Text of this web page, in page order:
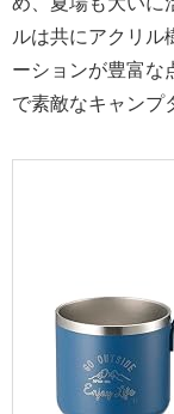
ルは共にアクリル
ーションが豊富な
で素敵なキャンプ